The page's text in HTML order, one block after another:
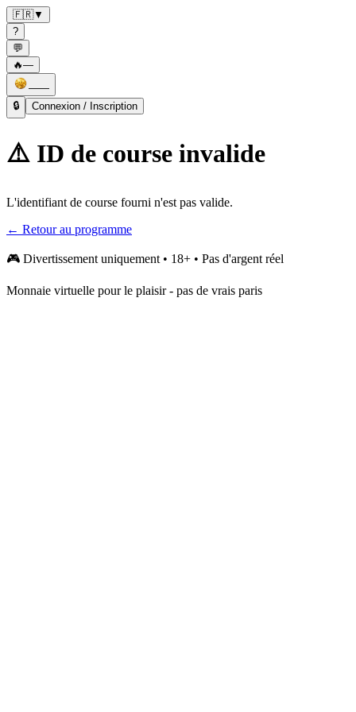
🇫🇷▼
?
💬
🔥—
——
🔒
Connexion / Inscription
⚠️ ID de course invalide
L'identifiant de course fourni n'est pas valide.
← Retour au programme
🎮 Divertissement uniquement • 18+ • Pas d'argent réel
Monnaie virtuelle pour le plaisir - pas de vrais paris